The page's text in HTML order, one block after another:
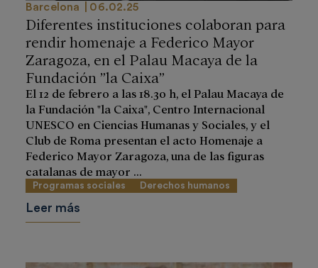
Barcelona 06.02.25
Diferentes instituciones colaboran para
rendir homenaje a Federico Mayor
Zaragoza, en el Palau Macaya de la
Fundación ”la Caixa”
El 12 de febrero a las 18.30 h, el Palau Macaya de
la Fundación "la Caixa", Centro Internacional
UNESCO en Ciencias Humanas y Sociales, y el
Club de Roma presentan el acto Homenaje a
Federico Mayor Zaragoza, una de las figuras
catalanas de mayor ...
Programas sociales Derechos humanos
Leer más